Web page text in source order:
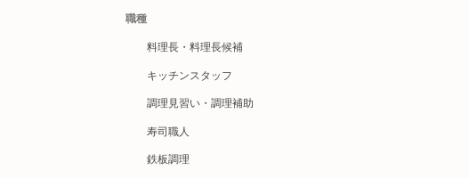
職種
料理長・料理長候補
キッチンスタッフ
調理見習い・調理補助
寿司職人
鉄板調理